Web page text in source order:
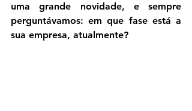
uma grande novidade, e sempre
perguntávamos: em que fase está a
sua empresa, atualmente?